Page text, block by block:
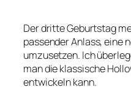
Der dritte Geburtstag
passender Anlass, eine
umzusetzen. Ich
man die klassische
entwickeln kann.